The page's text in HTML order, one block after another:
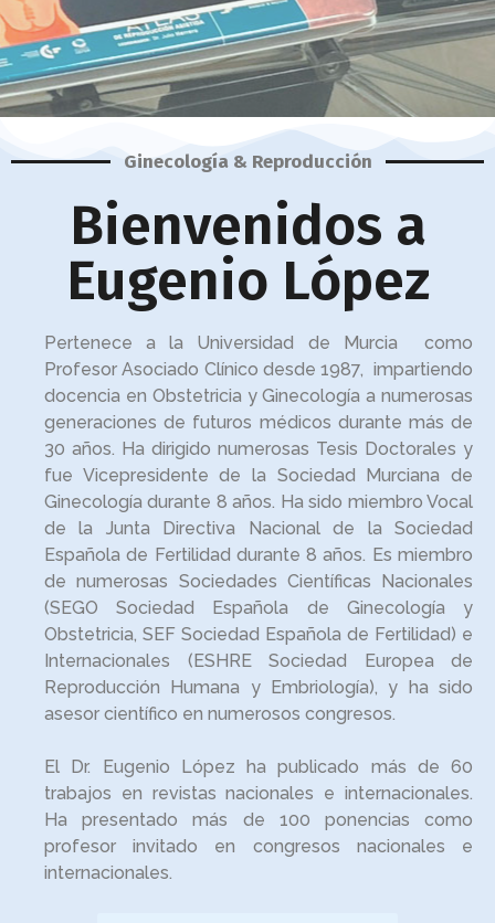
Ginecología & Reproducción
Bienvenidos a
Eugenio López
Pertenece a la Universidad de Murcia como
Profesor Asociado Clínico desde 1987, impartiendo
docencia en Obstetricia y Ginecología a numerosas
generaciones de futuros médicos durante más de
30 años. Ha dirigido numerosas Tesis Doctorales y
fue Vicepresidente de la Sociedad Murciana de
Ginecología durante 8 años. Ha sido miembro Vocal
de la Junta Directiva Nacional de la Sociedad
Española de Fertilidad durante 8 años. Es miembro
de numerosas Sociedades Científicas Nacionales
(SEGO Sociedad Española de Ginecología y
Obstetricia, SEF Sociedad Española de Fertilidad) e
Internacionales (ESHRE Sociedad Europea de
Reproducción Humana y Embriología), y ha sido
asesor científico en numerosos congresos.
El Dr. Eugenio López ha publicado más de 60
trabajos en revistas nacionales e internacionales.
Ha presentado más de 100 ponencias como
profesor invitado en congresos nacionales e
internacionales.